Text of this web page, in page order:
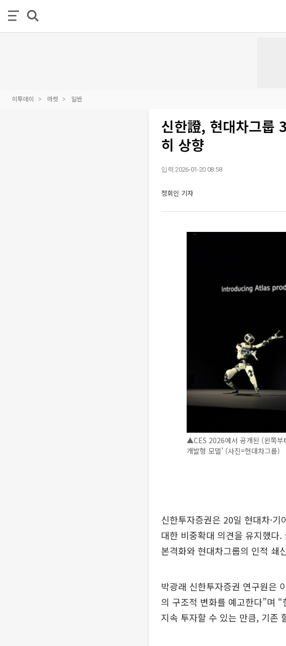
이투데이 마켓 일반
신한證, 현대차그룹
히 상향
입력 2026-01-20 08:58
정회인 기자
▲CES 2026에서 공개된 (왼쪽부
개발형 모델’ (사진=현대차그룹)
신한투자증권은 20일 현대차·
대한 비중확대 의견을 유지했다
본격화와 현대차그룹의 인적 쇄
박광래 신한투자증권 연구원은
의 구조적 변화를 예고한다”며
지속 투자할 수 있는 만큼, 기존